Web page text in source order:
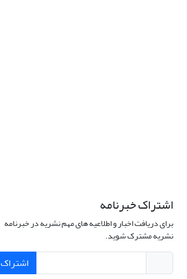
اشتراک خبرنامه
برای دریافت اخبار و اطلاعیه های مهم نشریه در خبرنامه
نشریه مشترک شوید.
اشتراک